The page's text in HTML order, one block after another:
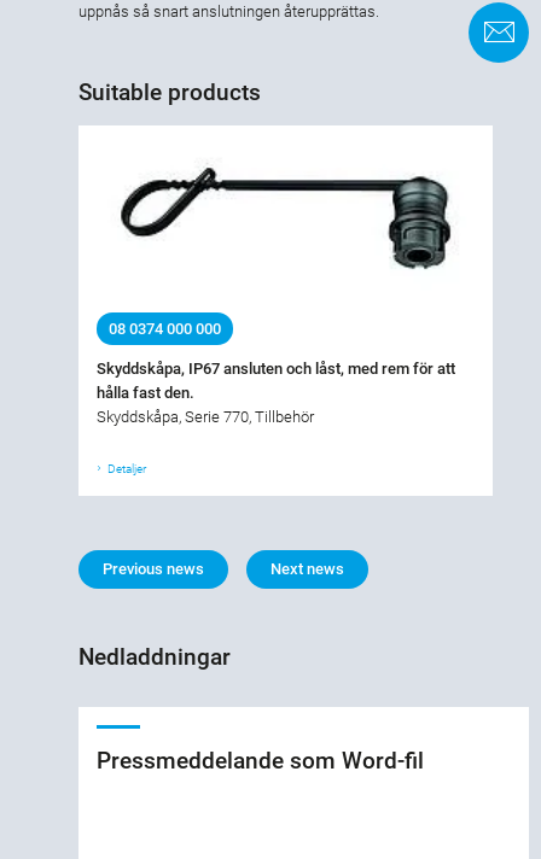
uppnås så snart anslutningen återupprättas.
Suitable products
08 0374 000 000
Skyddskåpa, IP67 ansluten och låst, med rem för att
hålla fast den.
Skyddskåpa, Serie 770, Tillbehör
Detaljer
Previous news Next news
Nedladdningar
Pressmeddelande som Word-fil